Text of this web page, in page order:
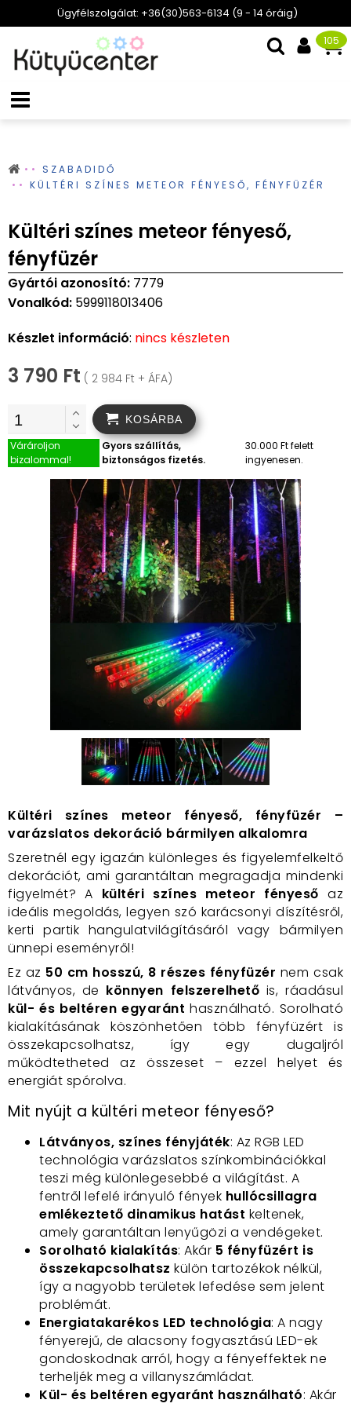
Ügyfélszolgálat: +36(30)563-6134 (9 - 14 óráig)
105
SZABADIDŐ
KÜLTÉRI SZÍNES METEOR FÉNYESŐ, FÉNYFÜZÉR
Kültéri színes meteor fényeső,
fényfüzér
Gyártói azonosító: 7779
Vonalkód: 5999118013406
Készlet információ: nincs készleten
3 790 Ft ( 2 984 Ft + ÁFA)
KOSÁRBA
Várároljon
bizalommal!
Gyors szállítás,
biztonságos fizetés.
30.000 Ft felett
ingyenesen.
Kültéri színes meteor fényeső, fényfüzér –
varázslatos dekoráció bármilyen alkalomra
Szeretnél egy igazán különleges és figyelemfelkeltő
dekorációt, ami garantáltan megragadja mindenki
figyelmét? A kültéri színes meteor fényeső az
ideális megoldás, legyen szó karácsonyi díszítésről,
kerti partik hangulatvilágításáról vagy bármilyen
ünnepi eseményről!
Ez az 50 cm hosszú, 8 részes fényfüzér nem csak
látványos, de könnyen felszerelhető is, ráadásul
kül- és beltéren egyaránt használható. Sorolható
kialakításának köszönhetően több fényfüzért is
összekapcsolhatsz, így egy dugaljról
működtetheted az összeset – ezzel helyet és
energiát spórolva.
Mit nyújt a kültéri meteor fényeső?
Látványos, színes fényjáték: Az RGB LED
technológia varázslatos színkombinációkkal
teszi még különlegesebbé a világítást. A
fentről lefelé irányuló fények hullócsillagra
emlékeztető dinamikus hatást keltenek,
amely garantáltan lenyűgözi a vendégeket.
Sorolható kialakítás: Akár 5 fényfüzért is
összekapcsolhatsz külön tartozékok nélkül,
így a nagyobb területek lefedése sem jelent
problémát.
Energiatakarékos LED technológia: A nagy
fényerejű, de alacsony fogyasztású LED-ek
gondoskodnak arról, hogy a fényeffektek ne
terheljék meg a villanyszámládat.
Kül- és beltéren egyaránt használható: Akár